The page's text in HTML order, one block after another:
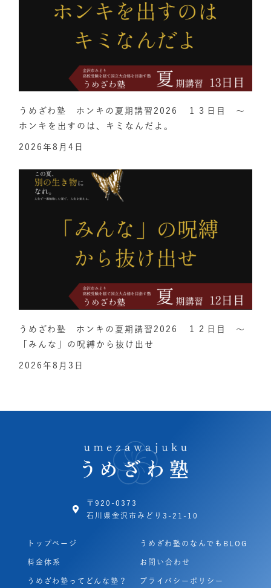
うめざわ塾 ホンキの夏期講習2026 １３日目 ～
ホンキを出すのは、キミなんだよ。
2026年8月4日
うめざわ塾 ホンキの夏期講習2026 １２日目 ～
「みんな」の呪縛から抜け出せ
2026年8月3日
〒920-0373
石川県金沢市みどり3-21-10
トップページ
料金体系
うめざわ塾ってどんな塾？
うめざわ塾のなんでもBLOG
お問い合わせ
プライバシーポリシー